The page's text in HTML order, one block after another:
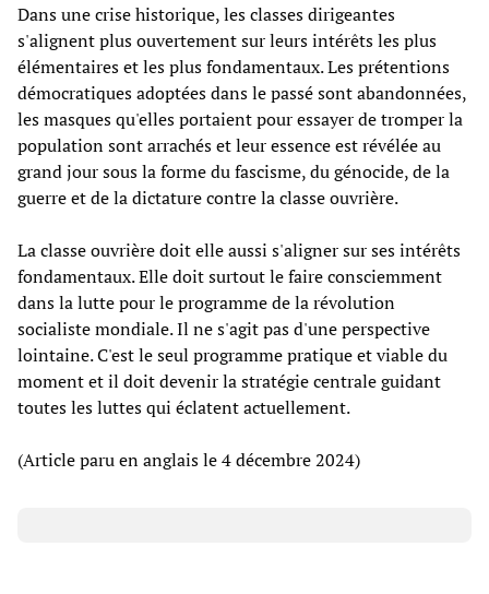
Dans une crise historique, les classes dirigeantes
s'alignent plus ouvertement sur leurs intérêts les plus
élémentaires et les plus fondamentaux. Les prétentions
démocratiques adoptées dans le passé sont abandonnées,
les masques qu'elles portaient pour essayer de tromper la
population sont arrachés et leur essence est révélée au
grand jour sous la forme du fascisme, du génocide, de la
guerre et de la dictature contre la classe ouvrière.
La classe ouvrière doit elle aussi s'aligner sur ses intérêts
fondamentaux. Elle doit surtout le faire consciemment
dans la lutte pour le programme de la révolution
socialiste mondiale. Il ne s'agit pas d'une perspective
lointaine. C'est le seul programme pratique et viable du
moment et il doit devenir la stratégie centrale guidant
toutes les luttes qui éclatent actuellement.
(Article paru en anglais le 4 décembre 2024)